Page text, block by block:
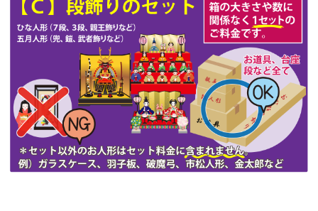
第48回人形供養祭令和3年12月3日(金)
第47回人形供養祭 令和3年10月11日(月)
第46回人形供養祭 令和3年9月13日(月)
第45回人形供養祭令和3年7月12日(月)
第44回人形供養祭令和3年6月3日(木)
第43回人形供養祭令和3年4月23日(金)